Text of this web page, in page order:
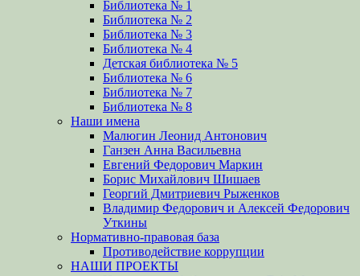
Библиотека № 1
Библиотека № 2
Библиотека № 3
Библиотека № 4
Детская библиотека № 5
Библиотека № 6
Библиотека № 7
Библиотека № 8
Наши имена
Малюгин Леонид Антонович
Ганзен Анна Васильевна
Евгений Федорович Маркин
Борис Михайлович Шишаев
Георгий Дмитриевич Рыженков
Владимир Федорович и Алексей Федорович
Уткины
Нормативно-правовая база
Противодействие коррупции
НАШИ ПРОЕКТЫ